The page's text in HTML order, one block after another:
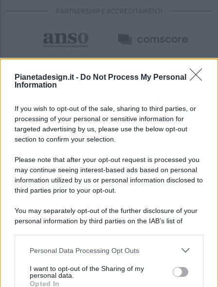
Pianetadesign.it - Do Not Process My Personal
Information
If you wish to opt-out of the sale, sharing to third parties, or
processing of your personal or sensitive information for
targeted advertising by us, please use the below opt-out
section to confirm your selection.
Please note that after your opt-out request is processed you
may continue seeing interest-based ads based on personal
information utilized by us or personal information disclosed to
third parties prior to your opt-out.
You may separately opt-out of the further disclosure of your
personal information by third parties on the IAB’s list of
This information may also be disclosed by us to third parties
disclose it to other third parties.
Personal Data Processing Opt Outs
I want to opt-out of the Sharing of my
personal data.
Opted In
PARTNERSHIP E ACCREDITAMENTI
© 2026 - Pianeta Design - P.IVA 04827280654 - Testata
Registrata Al Tribunale Di Nocera Inferiore N. 8/2020 - RG N.
ISCRIZIONE AL ROC N. 35792 – ISCRITTA ALL’ANSO
(ASSOCIAZIONE NAZIONALE STAMPA ONLINE)
PREFERENZE PRIVACY